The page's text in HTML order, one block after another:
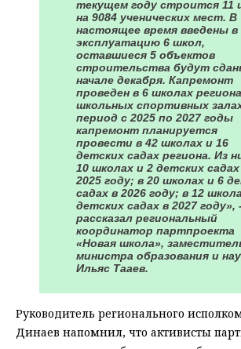
текущем году строится 11
на 9084 ученических мест. В
настоящее время введены в
эксплуатацию 6 школ,
оставшиеся 5 объектов
строительства будут
начале декабря. Капремонт
проведен в 6 школах
школьных спортивных
период с 2025 по 2027 годы
капремонт планируется
провести в 42 школах и 16
детских садах региона. Из
10 школах и 2 детских садах
2025 году; в 20 школах и 6
садах в 2026 году; в 12
детских садах в 2027 году»,
рассказал региональный
координатор партпроекта
«Новая школа»,
министра образования и
Ильяс Тааев.
Руководитель регионального
Динаев напомнил, что активисты